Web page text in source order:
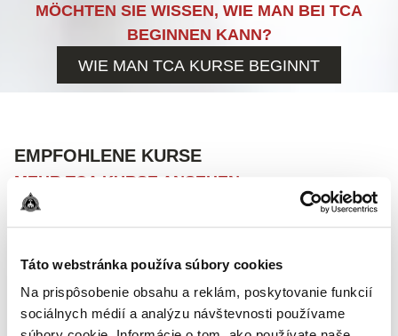
Táto webstránka používa súbory cookies
Na prispôsobenie obsahu a reklám, poskytovanie funkcií
sociálnych médií a analýzu návštevnosti používame
MÖCHTEN SIE WISSEN, WIE MAN BEI TCA
BEGINNEN KANN?
WIE MAN TCA KURSE BEGINNT
EMPFOHLENE KURSE
MEHR TCA KURSE ANSEHEN